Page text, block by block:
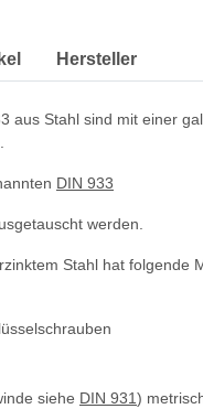
Hersteller
aus Stahl sind mit einer
DIN 933
werden.
Stahl hat folgende
siehe DIN 931)